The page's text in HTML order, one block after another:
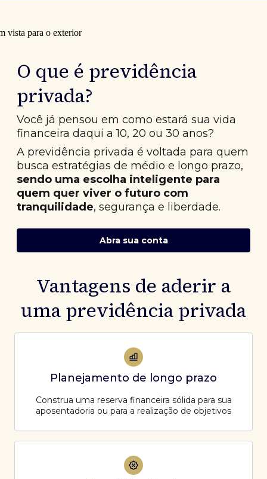
O que é previdência
privada?
Você já pensou em como estará sua vida
financeira daqui a 10, 20 ou 30 anos?
A previdência privada é voltada para quem
busca estratégias de médio e longo prazo,
sendo uma escolha inteligente para
quem quer viver o futuro com
tranquilidade, segurança e liberdade.
Abra sua conta
Vantagens de aderir a
uma previdência privada
Planejamento de longo prazo
Construa uma reserva financeira sólida para sua
aposentadoria ou para a realização de objetivos